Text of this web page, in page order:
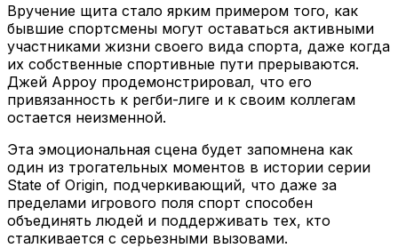
Вручение щита стало ярким примером того, как
бывшие спортсмены могут оставаться активными
участниками жизни своего вида спорта, даже когда
их собственные спортивные пути прерываются.
Джей Арроу продемонстрировал, что его
привязанность к регби-лиге и к своим коллегам
остается неизменной.
Эта эмоциональная сцена будет запомнена как
один из трогательных моментов в истории серии
State of Origin, подчеркивающий, что даже за
пределами игрового поля спорт способен
объединять людей и поддерживать тех, кто
сталкивается с серьезными вызовами.